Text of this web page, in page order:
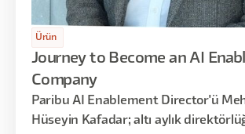
Ürün
Journey to Become an AI
Company
Paribu AI Enablement Director'ü
Hüseyin Kafadar; altı aylık